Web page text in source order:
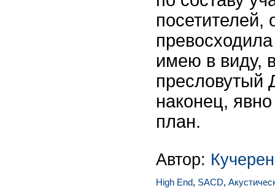
посетителей,
имею в виду,
пресловутый
наконец,
план.
Автор:
High End, SACD,